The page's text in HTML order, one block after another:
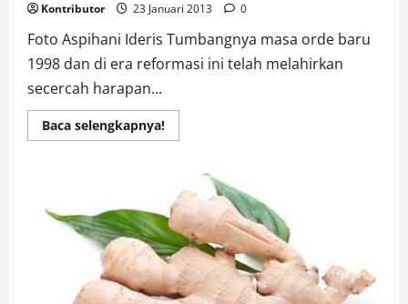
Kontributor 23 Januari 2013 0
Foto Aspihani Ideris Tumbangnya masa orde baru
1998 dan di era reformasi ini telah melahirkan
secercah harapan...
Baca selengkapnya!Read
more
PEMILU
DALAM
MEREBUT
SUARA
DI
ERA
REFORMASI